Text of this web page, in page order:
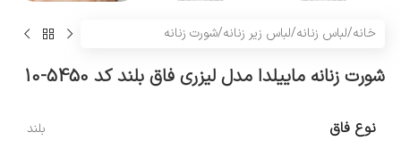
خانه/لباس زنانه/لباس زیر زنانه/شورت زنانه
شورت زنانه ماییلدا مدل لیزری فاق بلند کد 5450-10
نوع فاق بلند